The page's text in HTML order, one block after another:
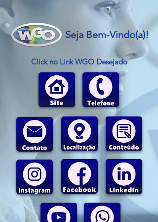
Seja Bem-Vindo(a)!
Click no Link WGO Desejado